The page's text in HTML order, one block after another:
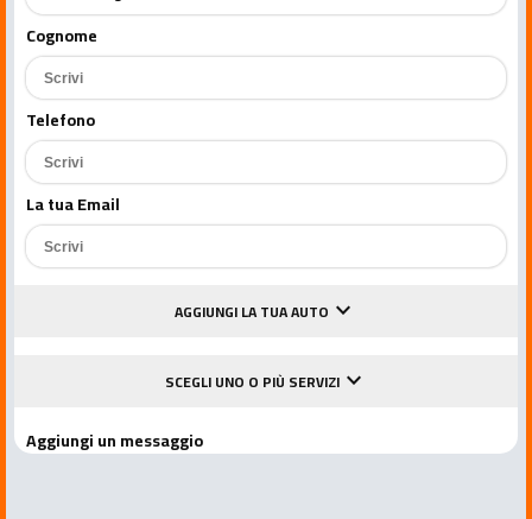
Cognome
Telefono
La tua Email
AGGIUNGI LA TUA AUTO keyboard_arrow_down
SCEGLI UNO O PIÙ SERVIZIkeyboard_arrow_down
Aggiungi un messaggio